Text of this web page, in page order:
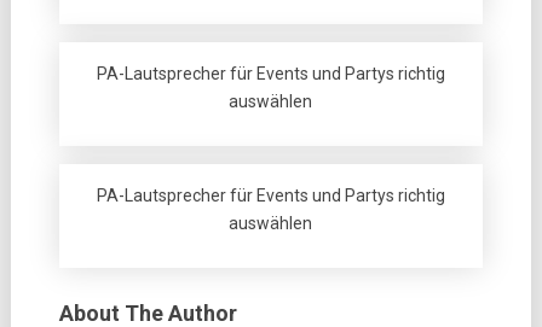
PA-Lautsprecher für Events und Partys richtig
auswählen
PA-Lautsprecher für Events und Partys richtig
auswählen
About The Author